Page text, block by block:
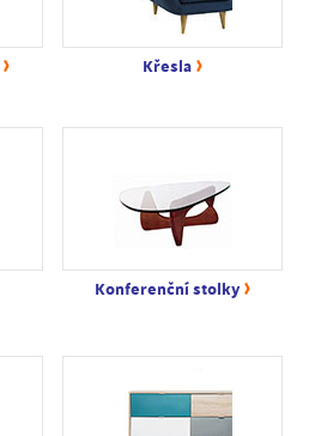
› Křesla ›
Konferenční stolky ›